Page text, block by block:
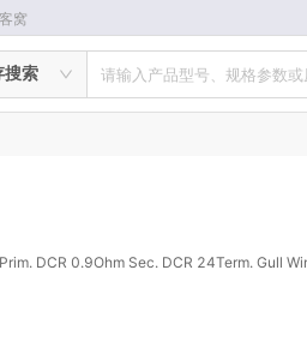
窝
搜索 请输入产品型号、规格参数
DCR 0.9Ohm Sec. DCR 24Term. Gull